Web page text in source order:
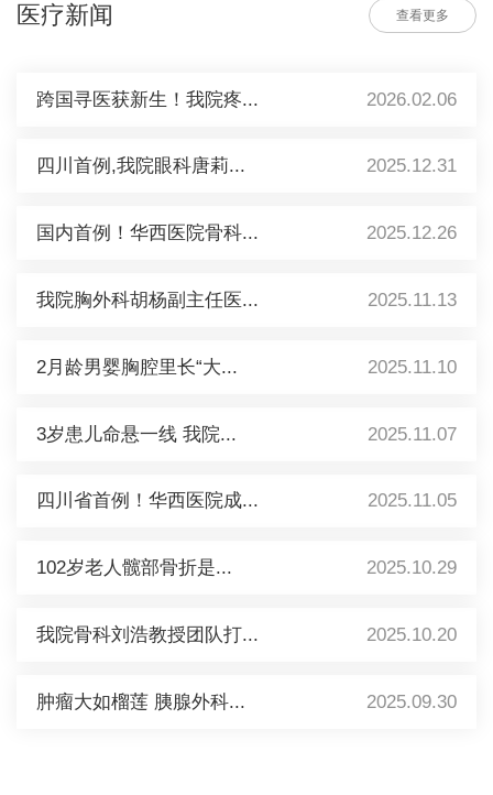
医疗新闻 查看更多
跨国寻医获新生！我院疼... 2026.02.06
四川首例,我院眼科唐莉... 2025.12.31
国内首例！华西医院骨科... 2025.12.26
我院胸外科胡杨副主任医... 2025.11.13
2月龄男婴胸腔里长“大... 2025.11.10
3岁患儿命悬一线 我院... 2025.11.07
四川省首例！华西医院成... 2025.11.05
102岁老人髋部骨折是... 2025.10.29
我院骨科刘浩教授团队打... 2025.10.20
肿瘤大如榴莲 胰腺外科... 2025.09.30